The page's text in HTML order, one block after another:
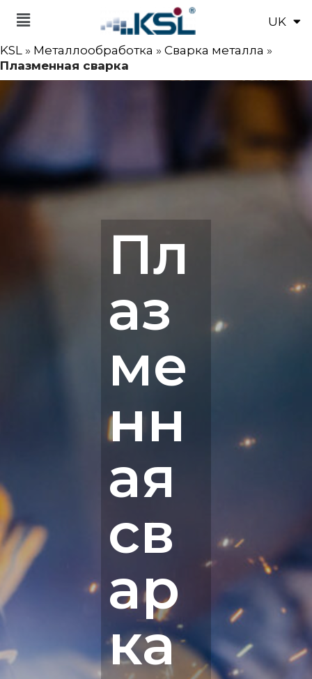
UK
EN
KSL » Металлообработка » Сварка металла »
Плазменная сварка
Пл
аз
ме
нн
ая
св
ар
ка